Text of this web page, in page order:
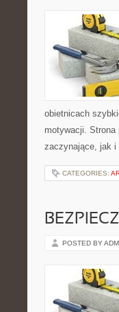
obietnicach
motywacji. Strona
zaczynające, jak
CATEGORIES:
POSTED BY